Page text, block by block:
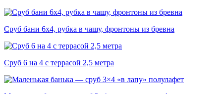
Сруб бани 6х4, рубка в чашу, фронтоны из бревна
Сруб 6 на 4 с террасой 2,5 метра